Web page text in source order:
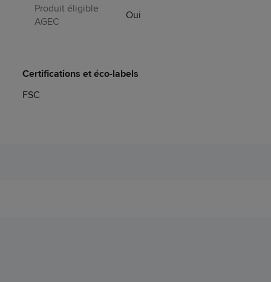
Produit éligible
AGEC
Oui
Certifications et éco-labels
FSC